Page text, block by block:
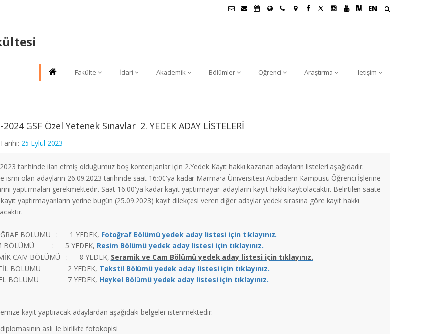
EN
Fakülte İdari Akademik Bölümler Öğrenci Araştırma İletişim
2024 GSF Özel Yetenek Sınavları 2. YEDEK ADAY LİSTELERİ
25 Eylül 2023
tarihinde ilan etmiş olduğumuz boş kontenjanlar için 2.Yedek Kayıt hakkı kazanan adayların listeleri aşağıdadır.
ismi olan adayların 26.09.2023 tarihinde saat 16:00'ya kadar Marmara Üniversitesi Acıbadem Kampüsü Öğrenci İşlerine
yaptırmaları gerekmektedir. Saat 16:00'ya kadar kayıt yaptırmayan adayların kayıt hakkı kaybolacaktır. Belirtilen saate
yaptırmayanların yerine bugün (25.09.2023) kayıt dilekçesi veren diğer adaylar yedek sırasına göre kayıt hakkı
BÖLÜMÜ : 1 YEDEK, Fotoğraf Bölümü yedek aday listesi için tıklayınız.
BÖLÜMÜ : 5 YEDEK, Resim Bölümü yedek aday listesi için tıklayınız.
CAM BÖLÜMÜ : 8 YEDEK, Seramik ve Cam Bölümü yedek aday listesi için tıklayınız.
BÖLÜMÜ : 2 YEDEK, Tekstil Bölümü yedek aday listesi için tıklayınız.
BÖLÜMÜ : 7 YEDEK, Heykel Bölümü yedek aday listesi için tıklayınız.
kayıt yaptıracak adaylardan aşağıdaki belgeler istenmektedir:
aslı ile birlikte fotokopisi